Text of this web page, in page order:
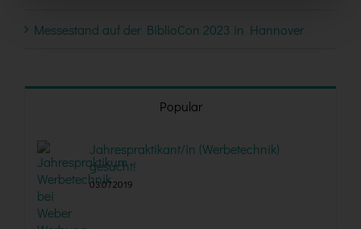
Messestand auf der BiblioCon 2023 in Hannover
Popular
Jahrespraktikant/in (Werbetechnik)
gesucht!
03.07.2019